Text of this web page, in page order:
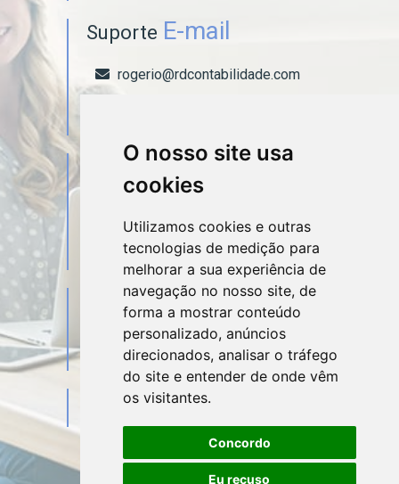
O nosso site usa
cookies
Utilizamos cookies e outras
tecnologias de medição para
melhorar a sua experiência de
navegação no nosso site, de
forma a mostrar conteúdo
personalizado, anúncios
direcionados, analisar o tráfego
do site e entender de onde vêm
os visitantes.
Concordo
Eu recuso
Suporte E-mail
rogerio@rdcontabilidade.com
ContatoTelefone
(61) 99274-0820
RedesSociais
Mapa do Escritório